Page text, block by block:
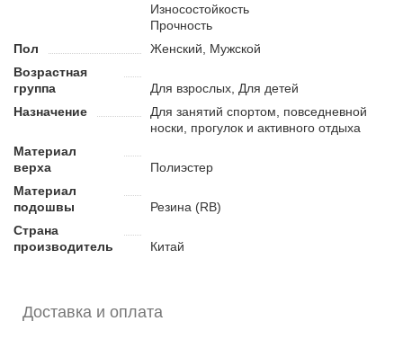
и амортизирует удары.
Текстильный материал верха дышит и делает обувь
легкой.
Подходит для различных видов активности, в том числе
Долговечность
Износостойкость
Прочность
Пол
Возрастная
группа
Для взрослых, Для детей
Для занятий спортом, повседневной
Материал
верха
Материал
подошвы
Страна